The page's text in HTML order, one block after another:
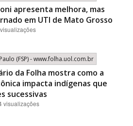
apresenta melhora, mas
em UTI de Mato Grosso
(FSP) - www.folha.uol.com.br
da Folha mostra como a
impacta indígenas que
sucessivas
visualizações